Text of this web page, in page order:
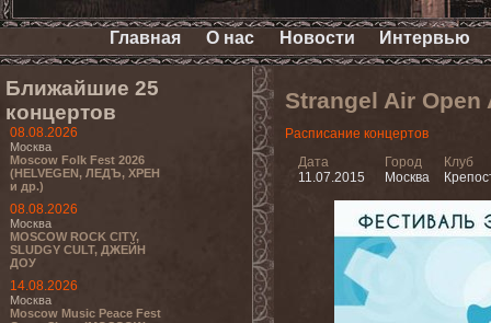
Главная О нас Новости Интервью
Ближайшие 25
концертов
08.08.2026
Москва
Moscow Folk Fest 2026
(HELVEGEN, ЛЕДЪ, ХРЕН
и др.)
08.08.2026
Москва
MOSCOW ROCK CITY,
SLUDGY CULT, ДЖЕЙН
ДОУ
14.08.2026
Москва
Moscow Music Peace Fest
Strangel Air Open
Расписание концертов
Дата
11.07.2015
Город
Москва
Клуб